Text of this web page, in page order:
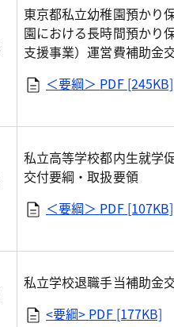
東京都私立幼稚園預かり
園における長時間預かり
支援事業）運営費補助金
＜要綱＞ PDF [245KB]
私立高等学校都内生就学
交付要綱・取扱要領
＜要綱＞ PDF [107KB]
私立学校退職手当補助金
<要綱> PDF [177KB]